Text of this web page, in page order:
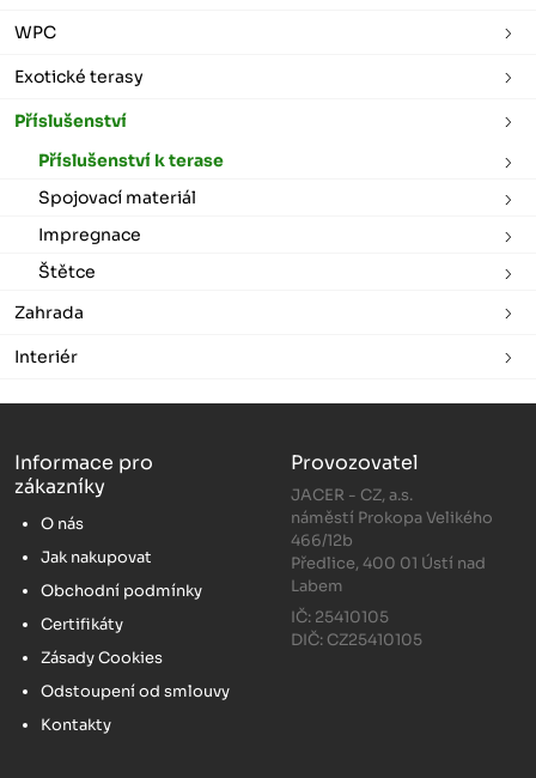
WPC
Exotické terasy
Příslušenství
Příslušenství k terase
Spojovací materiál
Impregnace
Štětce
Zahrada
Interiér
Informace pro
zákazníky
O nás
Jak nakupovat
Obchodní podmínky
Certifikáty
Zásady Cookies
Odstoupení od smlouvy
Kontakty
Provozovatel
JACER - CZ, a.s.
náměstí Prokopa Velikého
466/12b
Předlice, 400 01 Ústí nad
Labem
IČ: 25410105
DIČ: CZ25410105